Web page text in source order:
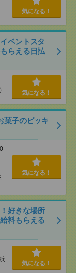
気になる！
ベントスタ
らえる日払
気になる！
菓子のピッキ
気になる！
好きな場所
料もらえる
気になる！